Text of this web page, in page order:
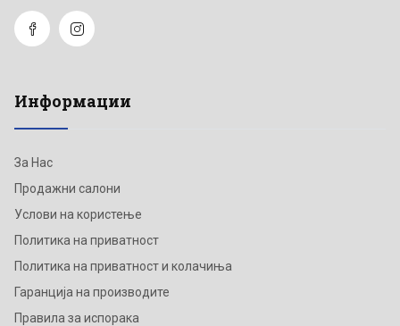
Информации
За Нас
Продажни салони
Услови на користење
Политика на приватност
Политика на приватност и колачиња
Гаранција на производите
Правила за испорака